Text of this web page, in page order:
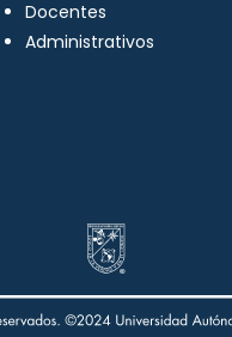
Docentes
Administrativos